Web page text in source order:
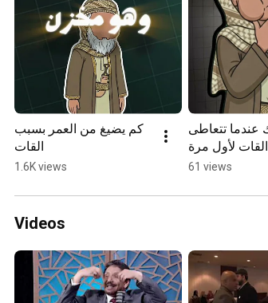
كم يضيغ من العمر بسبب
القات
1.6K views
عندما تتعاطى
القات لأول مرة
61 views
Videos